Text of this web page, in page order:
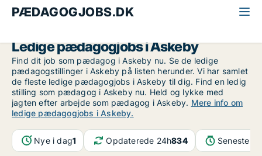
PÆDAGOGJOBS.DK
Ledige pædagogjobs i Askeby
Find dit job som pædagog i Askeby nu. Se de ledige
pædagogstillinger i Askeby på listen herunder. Vi har samlet
de fleste ledige pædagogjobs i Askeby til dig. Find en ledig
stilling som pædagog i Askeby nu. Held og lykke med
jagten efter arbejde som pædagog i Askeby. Mere info om
ledige pædagogjobs i Askeby.
Nye i dag1 Opdaterede 24h834 Seneste